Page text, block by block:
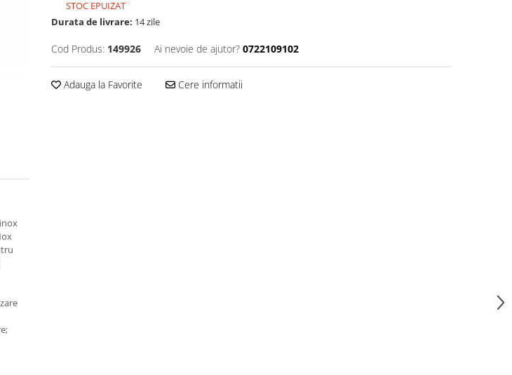
STOC EPUIZAT
Durata de livrare: 14 zile
Cod Produs: 149926 Ai nevoie de ajutor? 0722109102
Adauga la Favorite Cere informatii